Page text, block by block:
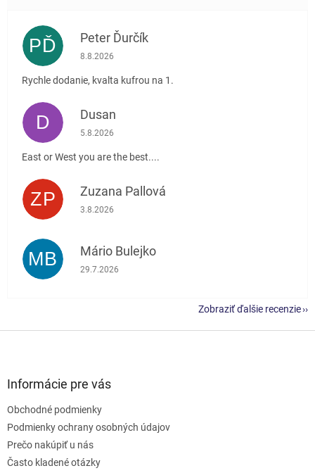
PĎ Peter Ďurčík
Hodnotenie obchodu je 5 z 5 hviezdičiek.
8.8.2026
Rychle dodanie, kvalta kufrou na 1.
D Dusan
Hodnotenie obchodu je 5 z 5 hviezdičiek.
5.8.2026
East or West you are the best....
ZP Zuzana Pallová
Hodnotenie obchodu je 5 z 5 hviezdičiek.
3.8.2026
MB Mário Bulejko
Hodnotenie obchodu je 5 z 5 hviezdičiek.
29.7.2026
Zobraziť ďalšie recenzie
Informácie pre vás
Obchodné podmienky
Podmienky ochrany osobných údajov
Prečo nakúpiť u nás
Často kladené otázky